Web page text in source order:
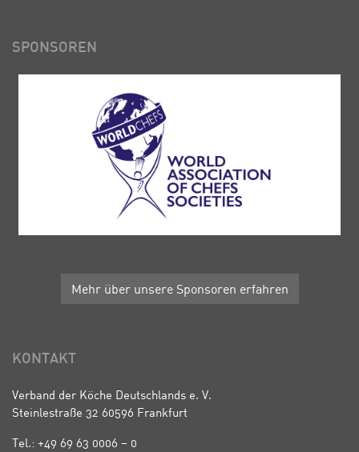
SPONSOREN
Mehr über unsere Sponsoren erfahren
KONTAKT
Verband der Köche Deutschlands e. V.
Steinlestraße 32 60596 Frankfurt
Tel.: +49 69 63 0006 – 0